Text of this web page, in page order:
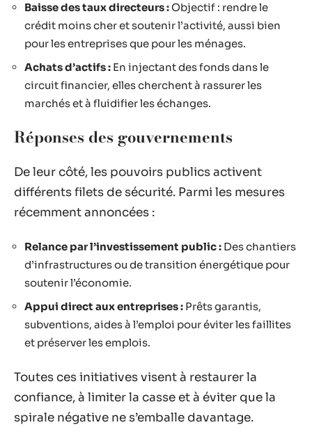
Baisse des taux directeurs :Objectif : rendre le
crédit moins cher et soutenir l’activité, aussi bien
pour les entreprises que pour les ménages.
Achats d’actifs : En injectant des fonds dans le
circuit financier, elles cherchent à rassurer les
marchés et à fluidifier les échanges.
Réponses des gouvernements
De leur côté, les pouvoirs publics activent
différents filets de sécurité. Parmi les mesures
récemment annoncées :
Relance par l’investissement public : Des chantiers
d’infrastructures ou de transition énergétique pour
soutenir l’économie.
Appui direct aux entreprises : Prêts garantis,
subventions, aides à l’emploi pour éviter les faillites
et préserver les emplois.
Toutes ces initiatives visent à restaurer la
confiance, à limiter la casse et à éviter que la
spirale négative ne s’emballe davantage.